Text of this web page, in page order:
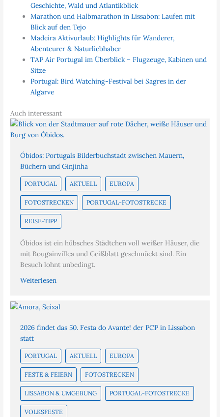
Geschichte, Wald und Atlantikblick
Marathon und Halbmarathon in Lissabon: Laufen mit
Blick auf den Tejo
Madeira Aktivurlaub: Highlights für Wanderer,
Abenteurer & Naturliebhaber
TAP Air Portugal im Überblick – Flugzeuge, Kabinen und
Sitze
Portugal: Bird Watching-Festival bei Sagres in der
Algarve
Auch interessant
Óbidos: Portugals Bilderbuchstadt zwischen Mauern,
Büchern und Ginjinha
PORTUGAL AKTUELL EUROPA
FOTOSTRECKEN PORTUGAL-FOTOSTRECKE
REISE-TIPP
Óbidos ist ein hübsches Städtchen voll weißer Häuser, die
mit Bougainvillea und Geißblatt geschmückt sind. Ein
Besuch lohnt unbedingt.
Weiterlesen
2026 findet das 50. Festa do Avante! der PCP in Lissabon
statt
PORTUGAL AKTUELL EUROPA
FESTE & FEIERN FOTOSTRECKEN
LISSABON & UMGEBUNG PORTUGAL-FOTOSTRECKE
VOLKSFESTE